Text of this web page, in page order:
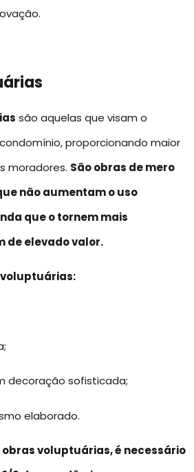
são aquelas que visam o
proporcionando maior
moradores. São obras de mero
não aumentam o uso
que o tornem mais
de elevado valor.
voluptuárias:
decoração sofisticada;
elaborado.
voluptuárias, é necessário